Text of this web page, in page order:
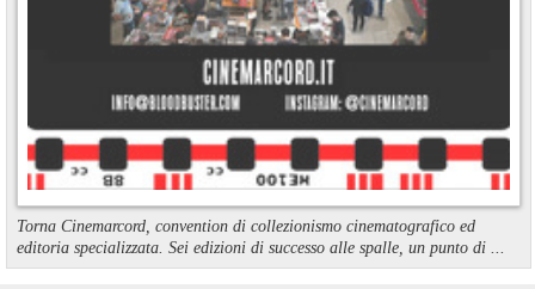
Torna Cinemarcord, convention di collezionismo cinematografico ed
editoria specializzata. Sei edizioni di successo alle spalle, un punto di ...